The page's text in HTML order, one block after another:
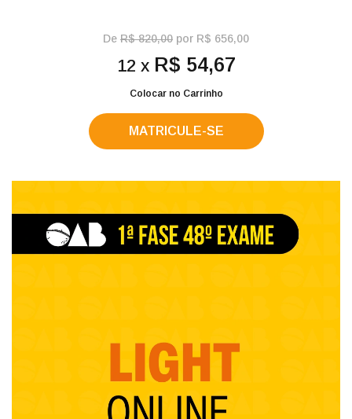
De R$ 820,00 por R$ 656,00
12 x R$ 54,67
Colocar no Carrinho
MATRICULE-SE